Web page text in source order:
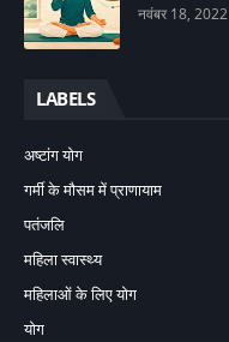
नवंबर 18, 2022
LABELS
अष्टांग योग
गर्मी के मौसम में प्राणायाम
पतंजलि
महिला स्वास्थ्य
महिलाओं के लिए योग
योग